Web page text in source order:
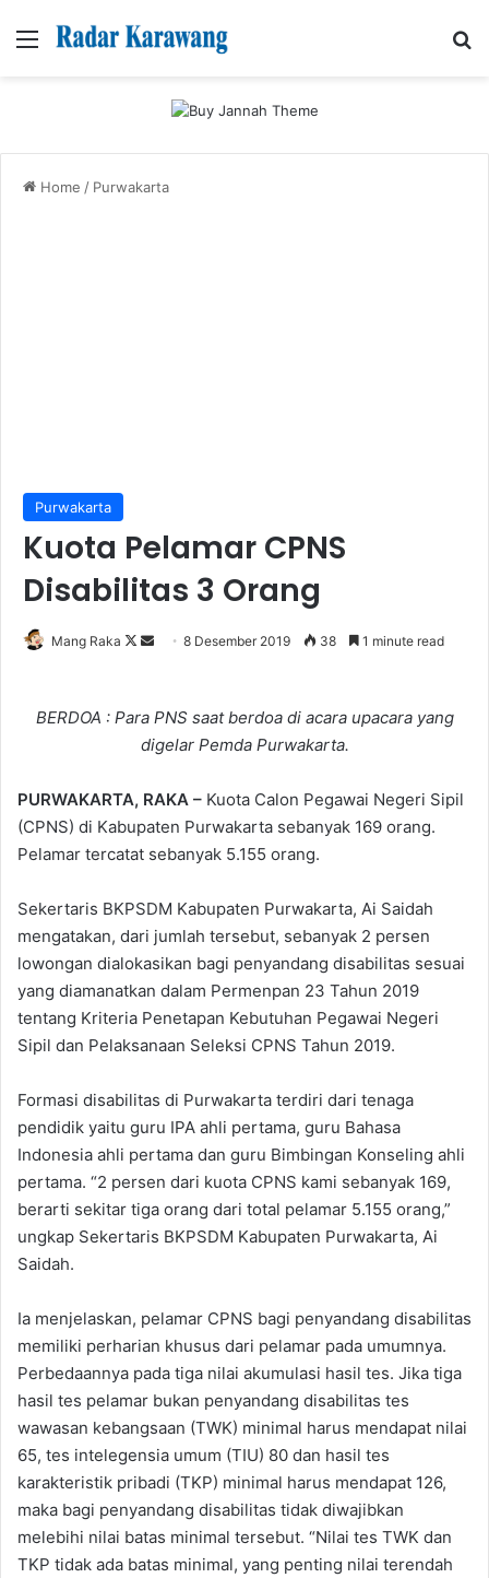
Menu
Home / Purwakarta
Purwakarta
Kuota Pelamar CPNS
Disabilitas 3 Orang
Mang Raka
Follow
Send8 Desember 2019 38 1 minute read
BERDOA : Para PNS saat berdoa di acara upacara yang
digelar Pemda Purwakarta.
PURWAKARTA, RAKA – Kuota Calon Pegawai Negeri Sipil
(CPNS) di Kabupaten Purwakarta sebanyak 169 orang.
Pelamar tercatat sebanyak 5.155 orang.
Sekertaris BKPSDM Kabupaten Purwakarta, Ai Saidah
mengatakan, dari jumlah tersebut, sebanyak 2 persen
lowongan dialokasikan bagi penyandang disabilitas sesuai
yang diamanatkan dalam Permenpan 23 Tahun 2019
tentang Kriteria Penetapan Kebutuhan Pegawai Negeri
Sipil dan Pelaksanaan Seleksi CPNS Tahun 2019.
Formasi disabilitas di Purwakarta terdiri dari tenaga
pendidik yaitu guru IPA ahli pertama, guru Bahasa
Indonesia ahli pertama dan guru Bimbingan Konseling ahli
pertama. “2 persen dari kuota CPNS kami sebanyak 169,
berarti sekitar tiga orang dari total pelamar 5.155 orang,”
ungkap Sekertaris BKPSDM Kabupaten Purwakarta, Ai
Saidah.
Ia menjelaskan, pelamar CPNS bagi penyandang disabilitas
memiliki perharian khusus dari pelamar pada umumnya.
Perbedaannya pada tiga nilai akumulasi hasil tes. Jika tiga
hasil tes pelamar bukan penyandang disabilitas tes
wawasan kebangsaan (TWK) minimal harus mendapat nilai
65, tes intelegensia umum (TIU) 80 dan hasil tes
karakteristik pribadi (TKP) minimal harus mendapat 126,
maka bagi penyandang disabilitas tidak diwajibkan
melebihi nilai batas minimal tersebut. “Nilai tes TWK dan
TKP tidak ada batas minimal, yang penting nilai terendah